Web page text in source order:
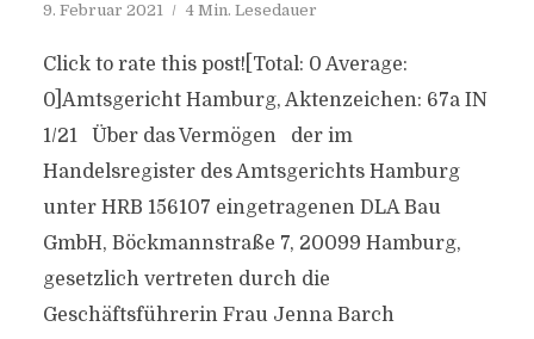
9. Februar 2021 4 Min. Lesedauer
Click to rate this post![Total: 0 Average:
0]Amtsgericht Hamburg, Aktenzeichen: 67a IN
1/21 Über das Vermögen der im
Handelsregister des Amtsgerichts Hamburg
unter HRB 156107 eingetragenen DLA Bau
GmbH, Böckmannstraße 7, 20099 Hamburg,
gesetzlich vertreten durch die
Geschäftsführerin Frau Jenna Barch